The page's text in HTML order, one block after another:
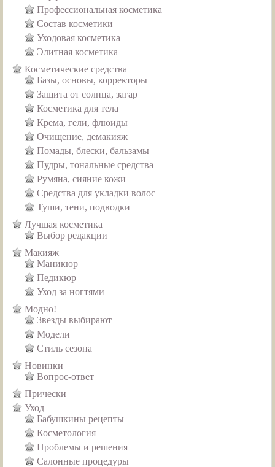
Профессиональная косметика
Состав косметики
Уходовая косметика
Элитная косметика
Косметические средства
Базы, основы, корректоры
Защита от солнца, загар
Косметика для тела
Крема, гели, флюиды
Очищение, демакияж
Помады, блески, бальзамы
Пудры, тональные средства
Румяна, сияние кожи
Средства для укладки волос
Туши, тени, подводки
Лучшая косметика
Выбор редакции
Макияж
Маникюр
Педикюр
Уход за ногтями
Модно!
Звезды выбирают
Модели
Стиль сезона
Новинки
Вопрос-ответ
Прически
Уход
Бабушкины рецепты
Косметология
Проблемы и решения
Салонные процедуры